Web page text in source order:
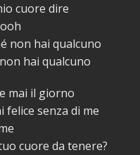
cuore dire
non hai qualcuno
hai qualcuno
mai il giorno
felice senza di me
cuore da tenere?